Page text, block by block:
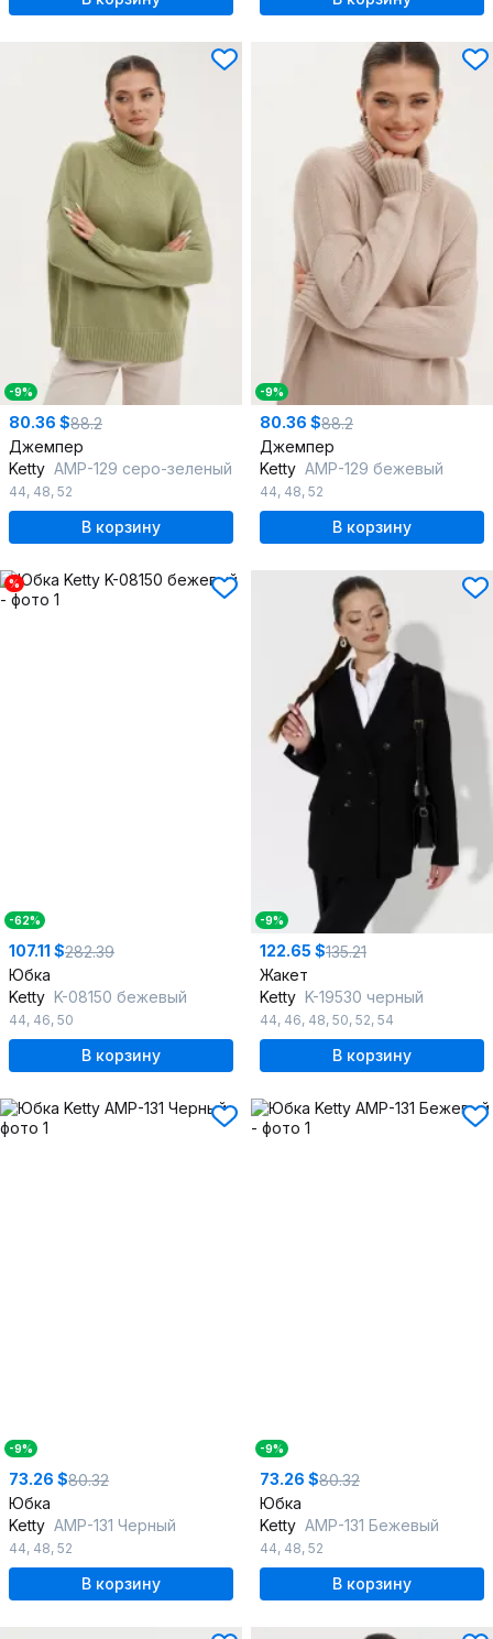
-9%
80.36 $88.2
Джемпер
Ketty AMР-129 серо-зеленый
44, 48, 52
В корзину
-9%
80.36 $88.2
Джемпер
Ketty AMР-129 бежевый
44, 48, 52
В корзину
%
-62%
107.11 $282.39
Юбка
Ketty K-08150 бежевый
44, 46, 50
В корзину
-9%
122.65 $135.21
Жакет
Ketty K-19530 черный
44, 46, 48, 50, 52, 54
В корзину
-9%
73.26 $80.32
Юбка
Ketty AMР-131 Черный
44, 48, 52
В корзину
-9%
73.26 $80.32
Юбка
Ketty AMР-131 Бежевый
44, 48, 52
В корзину